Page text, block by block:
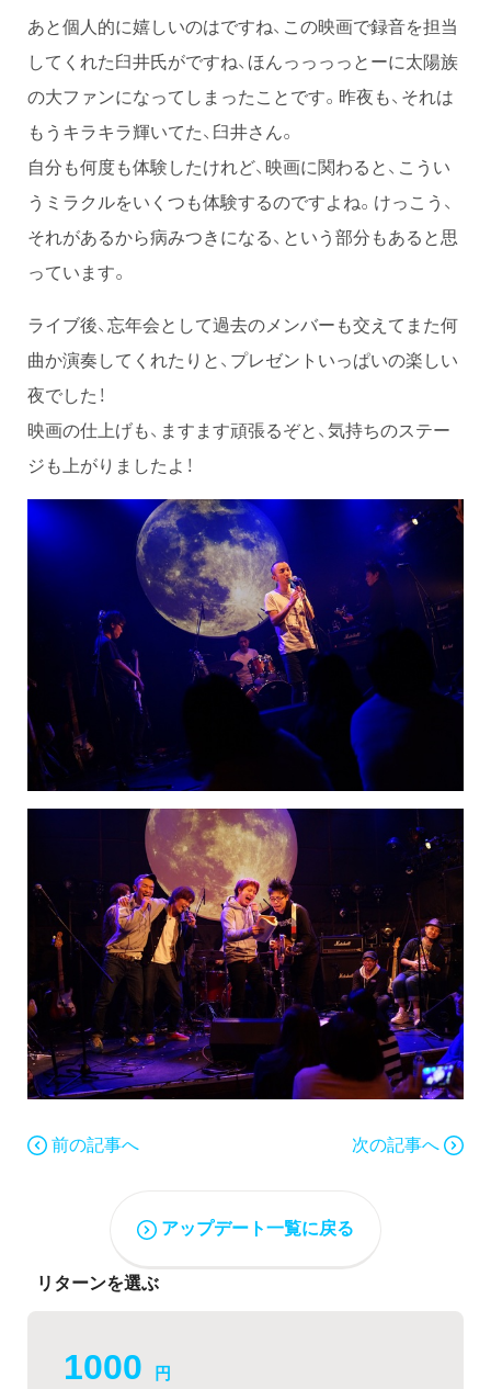
あと個人的に嬉しいのはですね、この映画で録音を担当
してくれた臼井氏がですね、ほんっっっっとーに太陽族
の大ファンになってしまったことです。昨夜も、それは
もうキラキラ輝いてた、臼井さん。
自分も何度も体験したけれど、映画に関わると、こうい
うミラクルをいくつも体験するのですよね。けっこう、
それがあるから病みつきになる、という部分もあると思
っています。
ライブ後、忘年会として過去のメンバーも交えてまた何
曲か演奏してくれたりと、プレゼントいっぱいの楽しい
夜でした！
映画の仕上げも、ますます頑張るぞと、気持ちのステー
ジも上がりましたよ！
前の記事へ 次の記事へ
アップデート一覧に戻る
リターンを選ぶ
1000 円